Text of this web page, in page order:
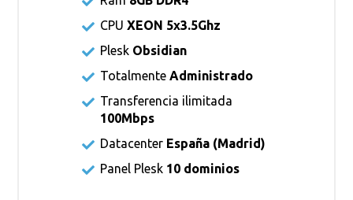
CPU XEON 5x3.5Ghz
Plesk Obsidian
Totalmente Administrado
Transferencia ilimitada
100Mbps
Datacenter España (Madrid)
Panel Plesk 10 dominios